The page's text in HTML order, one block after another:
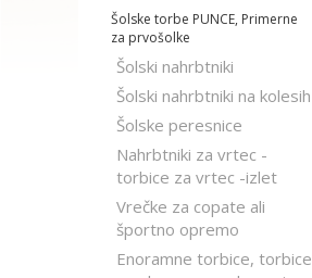
Šolske torbe PUNCE, Primerne
za prvošolke
Šolski nahrbtniki
Šolski nahrbtniki na kolesih
Šolske peresnice
Nahrbtniki za vrtec -
torbice za vrtec -izlet
Vrečke za copate ali
športno opremo
Enoramne torbice, torbice